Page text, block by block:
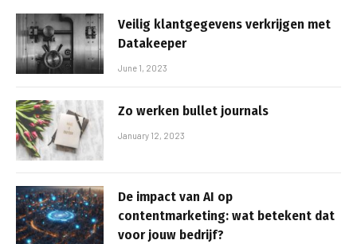
Veilig klantgegevens verkrijgen met
Datakeeper
June 1, 2023
Zo werken bullet journals
January 12, 2023
De impact van AI op
contentmarketing: wat betekent dat
voor jouw bedrijf?